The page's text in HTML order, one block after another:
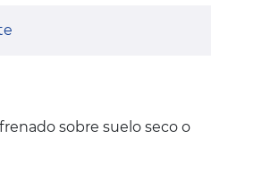
sobre suelo seco o